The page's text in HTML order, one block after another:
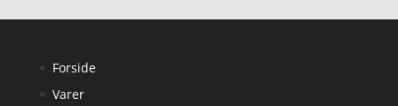
Forside
Varer